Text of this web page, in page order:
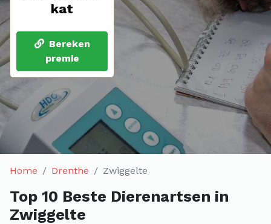
kat
Bereken
premie
Home Drenthe Zwiggelte
Top 10 Beste Dierenartsen in
Zwiggelte